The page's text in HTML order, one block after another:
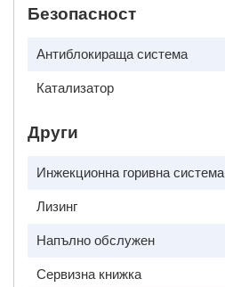
Безопасност
Антиблокираща система
Катализатор
Други
Инжекционна горивна система
Лизинг
Напълно обслужен
Сервизна книжка